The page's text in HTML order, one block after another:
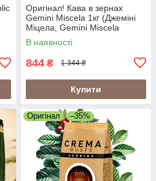
Оригінал! Кава в зернах
Gemini Miscela 1кг (Джеміні
Міцела, Gemini Miscela
Espresso), 60% арабіка/40%
робуста
В наявності
844 ₴ 1 344 ₴
Купити
Оригінал –35%